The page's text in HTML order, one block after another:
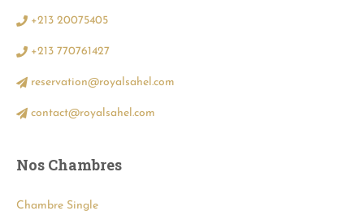
+213 20075405
+213 770761427
reservation@royalsahel.com
contact@royalsahel.com
Nos Chambres
Chambre Single